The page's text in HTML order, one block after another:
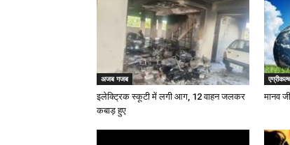
अजब गजब
इलेक्ट्रिक स्कूटी में लगी आग, 12 वाहन जलकर
कबाड़ हुए
मानव